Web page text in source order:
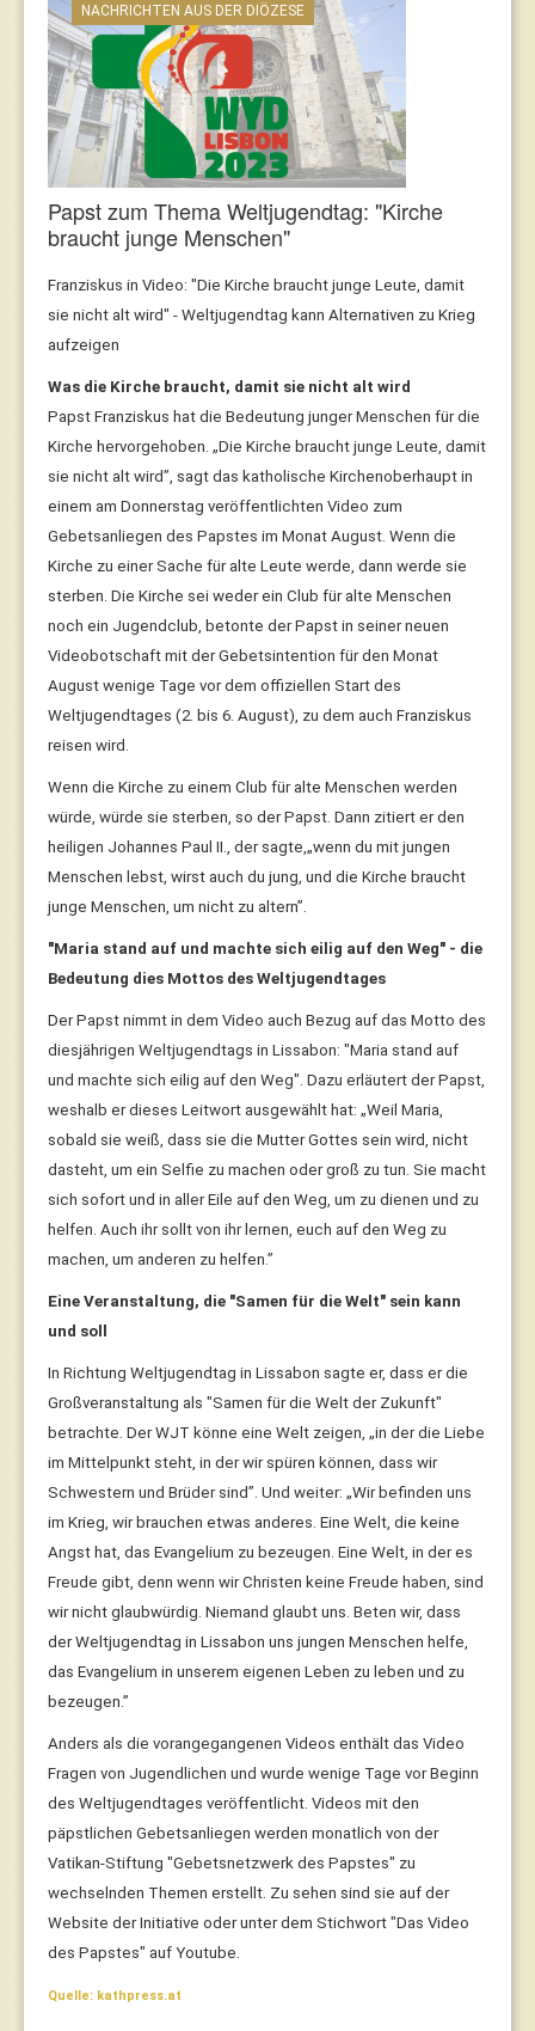
NACHRICHTEN AUS DER DIÖZESE
Papst zum Thema Weltjugendtag: "Kirche
braucht junge Menschen"
Franziskus in Video: "Die Kirche braucht junge Leute, damit
sie nicht alt wird" - Weltjugendtag kann Alternativen zu Krieg
aufzeigen
Was die Kirche braucht, damit sie nicht alt wird
Papst Franziskus hat die Bedeutung junger Menschen für die
Kirche hervorgehoben. „Die Kirche braucht junge Leute, damit
sie nicht alt wird”, sagt das katholische Kirchenoberhaupt in
einem am Donnerstag veröffentlichten Video zum
Gebetsanliegen des Papstes im Monat August. Wenn die
Kirche zu einer Sache für alte Leute werde, dann werde sie
sterben. Die Kirche sei weder ein Club für alte Menschen
noch ein Jugendclub, betonte der Papst in seiner neuen
Videobotschaft mit der Gebetsintention für den Monat
August wenige Tage vor dem offiziellen Start des
Weltjugendtages (2. bis 6. August), zu dem auch Franziskus
reisen wird.
Wenn die Kirche zu einem Club für alte Menschen werden
würde, würde sie sterben, so der Papst. Dann zitiert er den
heiligen Johannes Paul II., der sagte,„wenn du mit jungen
Menschen lebst, wirst auch du jung, und die Kirche braucht
junge Menschen, um nicht zu altern”.
"Maria stand auf und machte sich eilig auf den Weg" - die
Bedeutung dies Mottos des Weltjugendtages
Der Papst nimmt in dem Video auch Bezug auf das Motto des
diesjährigen Weltjugendtags in Lissabon: "Maria stand auf
und machte sich eilig auf den Weg". Dazu erläutert der Papst,
weshalb er dieses Leitwort ausgewählt hat: „Weil Maria,
sobald sie weiß, dass sie die Mutter Gottes sein wird, nicht
dasteht, um ein Selfie zu machen oder groß zu tun. Sie macht
sich sofort und in aller Eile auf den Weg, um zu dienen und zu
helfen. Auch ihr sollt von ihr lernen, euch auf den Weg zu
machen, um anderen zu helfen.”
Eine Veranstaltung, die "Samen für die Welt" sein kann
und soll
In Richtung Weltjugendtag in Lissabon sagte er, dass er die
Großveranstaltung als "Samen für die Welt der Zukunft"
betrachte. Der WJT könne eine Welt zeigen, „in der die Liebe
im Mittelpunkt steht, in der wir spüren können, dass wir
Schwestern und Brüder sind”. Und weiter: „Wir befinden uns
im Krieg, wir brauchen etwas anderes. Eine Welt, die keine
Angst hat, das Evangelium zu bezeugen. Eine Welt, in der es
Freude gibt, denn wenn wir Christen keine Freude haben, sind
wir nicht glaubwürdig. Niemand glaubt uns. Beten wir, dass
der Weltjugendtag in Lissabon uns jungen Menschen helfe,
das Evangelium in unserem eigenen Leben zu leben und zu
bezeugen.”
Anders als die vorangegangenen Videos enthält das Video
Fragen von Jugendlichen und wurde wenige Tage vor Beginn
des Weltjugendtages veröffentlicht. Videos mit den
päpstlichen Gebetsanliegen werden monatlich von der
Vatikan-Stiftung "Gebetsnetzwerk des Papstes" zu
wechselnden Themen erstellt. Zu sehen sind sie auf der
Website der Initiative oder unter dem Stichwort "Das Video
des Papstes" auf Youtube.
Quelle: kathpress.at